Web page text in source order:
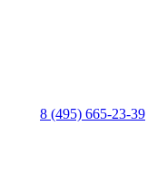
8 (495) 665-23-39